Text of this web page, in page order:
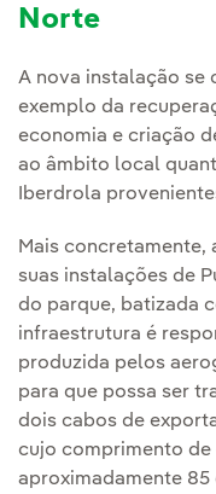
Norte
A nova instalação se
exemplo da
economia e criação
ao âmbito local
Iberdrola
Mais concretamente,
suas instalações de
do parque, batizada
infraestrutura é
produzida pelos
para que possa ser
dois cabos de
cujo comprimento
aproximadamente